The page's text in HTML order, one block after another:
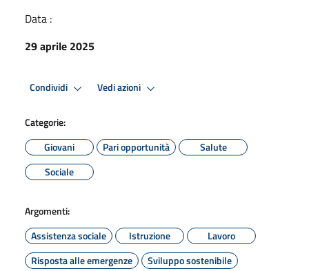
Data :
29 aprile 2025
Condividi Vedi azioni
Categorie:
Giovani
Pari opportunità
Salute
Sociale
Argomenti:
Assistenza sociale
Istruzione
Lavoro
Risposta alle emergenze
Sviluppo sostenibile